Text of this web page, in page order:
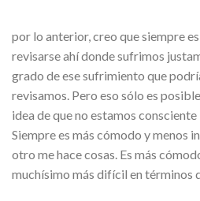
por lo anterior, creo que siempre
revisarse ahí donde sufrimos
grado de ese sufrimiento que
revisamos. Pero eso sólo es
idea de que no estamos consciente
Siempre es más cómodo y menos
otro me hace cosas. Es más
muchísimo más difícil en términos